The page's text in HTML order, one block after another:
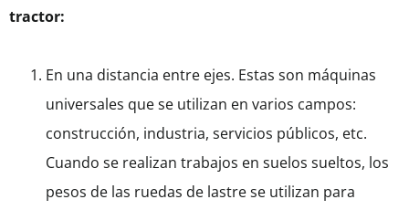
tractor:
En una distancia entre ejes. Estas son máquinas
universales que se utilizan en varios campos:
construcción, industria, servicios públicos, etc.
Cuando se realizan trabajos en suelos sueltos, los
pesos de las ruedas de lastre se utilizan para